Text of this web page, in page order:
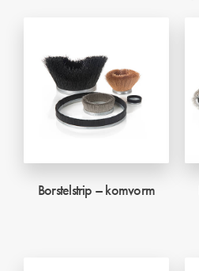
Borstelstrip – komvorm